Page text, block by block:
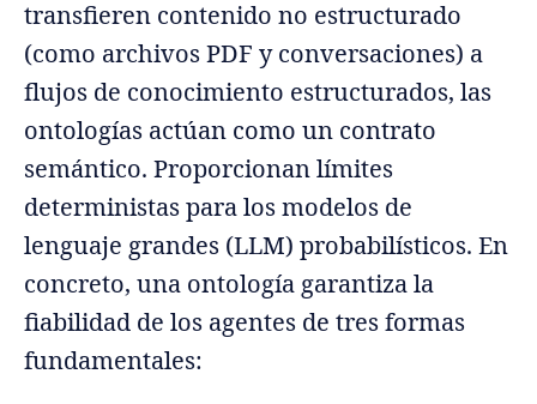
transfieren contenido no estructurado
(como archivos PDF y conversaciones) a
flujos de conocimiento estructurados, las
ontologías actúan como un contrato
semántico. Proporcionan límites
deterministas para los modelos de
lenguaje grandes (LLM) probabilísticos. En
concreto, una ontología garantiza la
fiabilidad de los agentes de tres formas
fundamentales: